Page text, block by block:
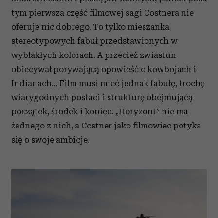
tym pierwsza część filmowej sagi Costnera nie
oferuje nic dobrego. To tylko mieszanka
stereotypowych fabuł przedstawionych w
wyblakłych kolorach. A przecież zwiastun
obiecywał porywającą opowieść o kowbojach i
Indianach… Film musi mieć jednak fabułę, trochę
wiarygodnych postaci i strukturę obejmującą
początek, środek i koniec. „Horyzont” nie ma
żadnego z nich, a Costner jako filmowiec potyka
się o swoje ambicje.